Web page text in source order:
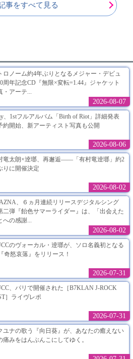
事をすべて見る
ロノーム約4年ぶりとなるメジャー・デビュ
周年記念CD『無限×変転=1.44』ジャケット
・アーテ...
2026-08-07
、1stフルアルバム「Birth of Riot」詳細発表
約開始、新アーティスト写真も公開
2026-08-06
竜太朗×逹瑯、再邂逅――「有村竜逹瑯」約2
りに開催決定
2026-08-02
、６ヵ月連続リリースデジタルシング
二弾『飴色サマーライダー』は、「出会えた
への感謝...
2026-08-02
のヴォーカル・逹瑯が、ソロ名義初となる
奇怒哀落』をリリース！
2026-07-31
、パリで開催された［B7KLAN J-ROCK
］ライヴレポ
2026-07-31
ユナの歌う『向日葵』が、あなたの癒えない
痛みをはんぶんこにしてゆく。